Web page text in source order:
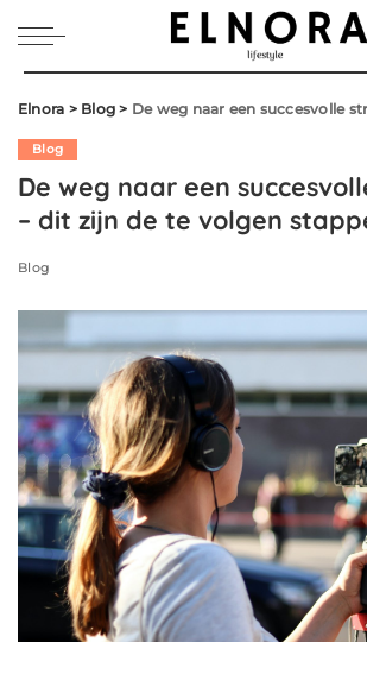
Elnora > Blog > De weg naar een succesvolle streamer –
Blog
De weg naar een
– dit zijn de te volgen
Blog